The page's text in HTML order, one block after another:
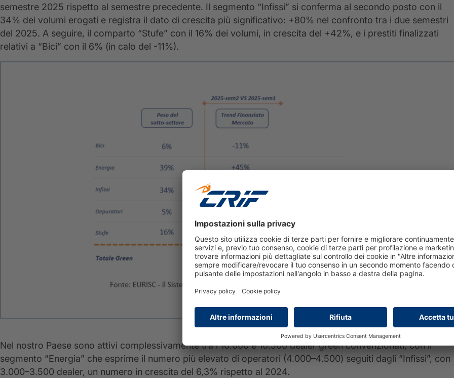
semestre 2025 rispetto al semestre precedente. Il segmento “Infissi” si conferma al secondo posto con il
34% dei volumi erogati e registra il dato di crescita più significativo: +80% nel confronto tra i due semestri
del 2025. A seguire, il comparto “Stufe” con il 16% dei volumi, in crescita del +42%, e i prestiti finalizzati
relativi a “Bici” con il 6% (in calo del -11%).
Nel nostro Paese sono attivi complessivamente tra i 10.000 e 10.500 dealer green convenzionati, con il
segmento “Energia” che esprime il numero più elevato di operatori (4.000–4.500) seguiti dagli “Infissi”, con
3.000–3.500 dealer, un numero in crescita del 6,3% rispetto al 2024.